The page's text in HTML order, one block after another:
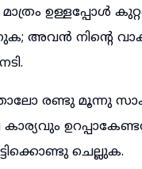
ഉള്ളപ്പോൾ
അവൻ നിന്റെ
രണ്ടു മൂന്നു
ചെല്ലുക.